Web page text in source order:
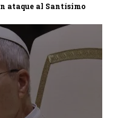
ataque al Santísimo